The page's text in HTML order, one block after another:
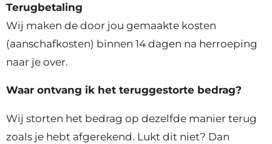
Terugbetaling
Wij maken de door jou gemaakte kosten
(aanschafkosten) binnen 14 dagen na herroeping
naar je over.
Waar ontvang ik het teruggestorte bedrag?
Wij storten het bedrag op dezelfde manier terug
zoals je hebt afgerekend. Lukt dit niet? Dan